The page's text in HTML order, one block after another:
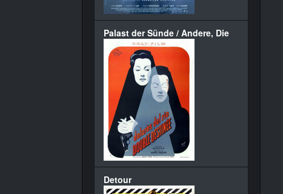
Palast der Sünde / Andere, Die
Detour